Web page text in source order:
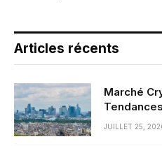
Articles récents
Marché
JUILLET 25,